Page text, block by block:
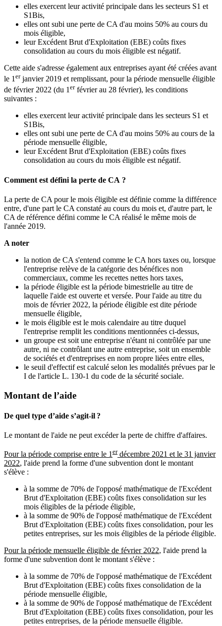
elles exercent leur activité principale dans les secteurs S1 et
S1Bis,
elles ont subi une perte de CA d'au moins 50% au cours du
mois éligible,
leur Excédent Brut d'Exploitation (EBE) coûts fixes
consolidation au cours du mois éligible est négatif.
Cette aide s'adresse également aux entreprises ayant été créées avant
le 1 erjanvier 2019 et remplissant, pour la période mensuelle éligible
de février 2022 (du 1 erfévrier au 28 février), les conditions
suivantes :
elles exercent leur activité principale dans les secteurs S1 et
S1Bis,
elles ont subi une perte de CA d'au moins 50% au cours de la
période mensuelle éligible,
leur Excédent Brut d'Exploitation (EBE) coûts fixes
consolidation au cours du mois éligible est négatif.
Comment est défini la perte de CA ?
La perte de CA pour le mois éligible est définie comme la différence
entre, d'une part le CA constaté au cours du mois et, d'autre part, le
CA de référence défini comme le CA réalisé le même mois de
l'année 2019.
A noter
la notion de CA s'entend comme le CA hors taxes ou, lorsque
l'entreprise relève de la catégorie des bénéfices non
commerciaux, comme les recettes nettes hors taxes,
la période éligible est la période bimestrielle au titre de
laquelle l'aide est ouverte et versée. Pour l'aide au titre du
mois de février 2022, la période éligible est dite période
mensuelle éligible,
le mois éligible est le mois calendaire au titre duquel
l'entreprise remplit les conditions mentionnées ci-dessus,
un groupe est soit une entreprise n'étant ni contrôlée par une
autre, ni ne contrôlant une autre entreprise, soit un ensemble
de sociétés et d'entreprises en nom propre liées entre elles,
le seuil d'effectif est calculé selon les modalités prévues par le
I de l'article L. 130-1 du code de la sécurité sociale.
Montant de l’aide
De quel type d’aide s’agit-il ?
Le montant de l'aide ne peut excéder la perte de chiffre d'affaires.
Pour la période comprise entre le 1erdécembre 2021 et le 31 janvier
2022, l'aide prend la forme d'une subvention dont le montant
s'élève :
à la somme de 70% de l'opposé mathématique de l'Excédent
Brut d'Exploitation (EBE) coûts fixes consolidation sur les
mois éligibles de la période éligible,
à la somme de 90% de l'opposé mathématique de l'Excédent
Brut d'Exploitation (EBE) coûts fixes consolidation, pour les
petites entreprises, sur les mois éligibles de la période éligible.
Pour la période mensuelle éligible de février 2022, l'aide prend la
forme d'une subvention dont le montant s'élève :
à la somme de 70% de l'opposé mathématique de l'Excédent
Brut d'Exploitation (EBE) coûts fixes consolidation de la
période mensuelle éligible,
à la somme de 90% de l'opposé mathématique de l'Excédent
Brut d'Exploitation (EBE) coûts fixes consolidation, pour les
petites entreprises, de la période mensuelle éligible.